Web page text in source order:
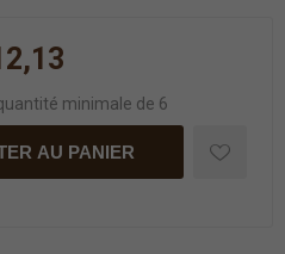
minimale de 6
AU PANIER